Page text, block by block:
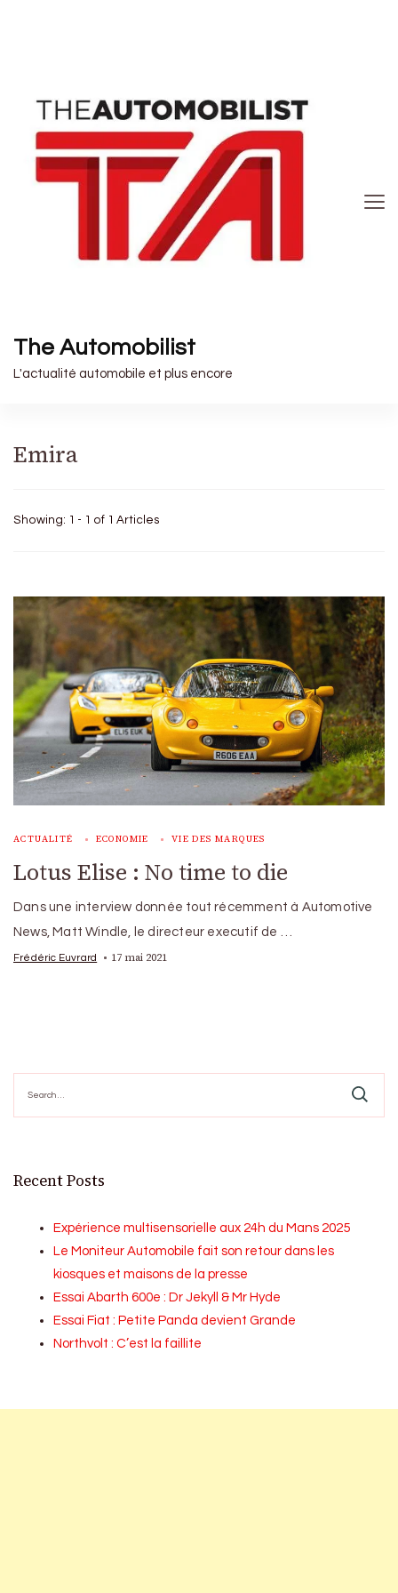
The Automobilist
L'actualité automobile et plus encore
Emira
Showing: 1 - 1 of 1 Articles
ACTUALITÉ ECONOMIE VIE DES MARQUES
Lotus Elise : No time to die
Dans une interview donnée tout récemment à Automotive
News, Matt Windle, le directeur executif de …
Frédéric Euvrard 17 mai 2021
for:
Recent Posts
Expérience multisensorielle aux 24h du Mans 2025
Le Moniteur Automobile fait son retour dans les
kiosques et maisons de la presse
Essai Abarth 600e : Dr Jekyll & Mr Hyde
Essai Fiat : Petite Panda devient Grande
Northvolt : C’est la faillite